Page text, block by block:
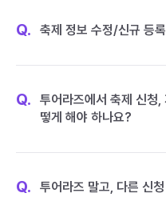
Q. 축제 정보 수정/신규 등
Q.
투어라즈에서 축제 신청,
떻게 해야 하나요?
Q. 투어라즈 말고, 다른 신